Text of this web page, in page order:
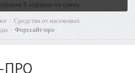
В корзине на сумму
Средства от насекомых
Форссайт-про
ПРО